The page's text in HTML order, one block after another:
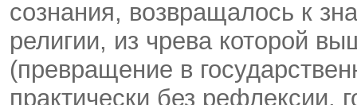
сознания, возвращалось к
религии, из чрева которой
(превращение в
практически без рефлексии,